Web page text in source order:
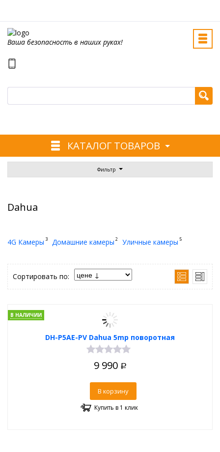
Ваша безопасность в наших руках!
КАТАЛОГ ТОВАРОВ
Фильтр
Dahua
4G Камеры 3 Домашние камеры 2 Уличные камеры 5
Сортировать по:
DH-P5AE-PV Dahua 5mp поворотная
В НАЛИЧИИ
9 990 Р
В корзину
Купить в 1 клик